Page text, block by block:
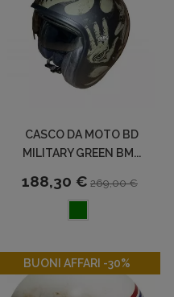
CASCO DA MOTO BD
MILITARY GREEN BM...
188,30 € 269,00 €
BUONI AFFARI -30%-30%